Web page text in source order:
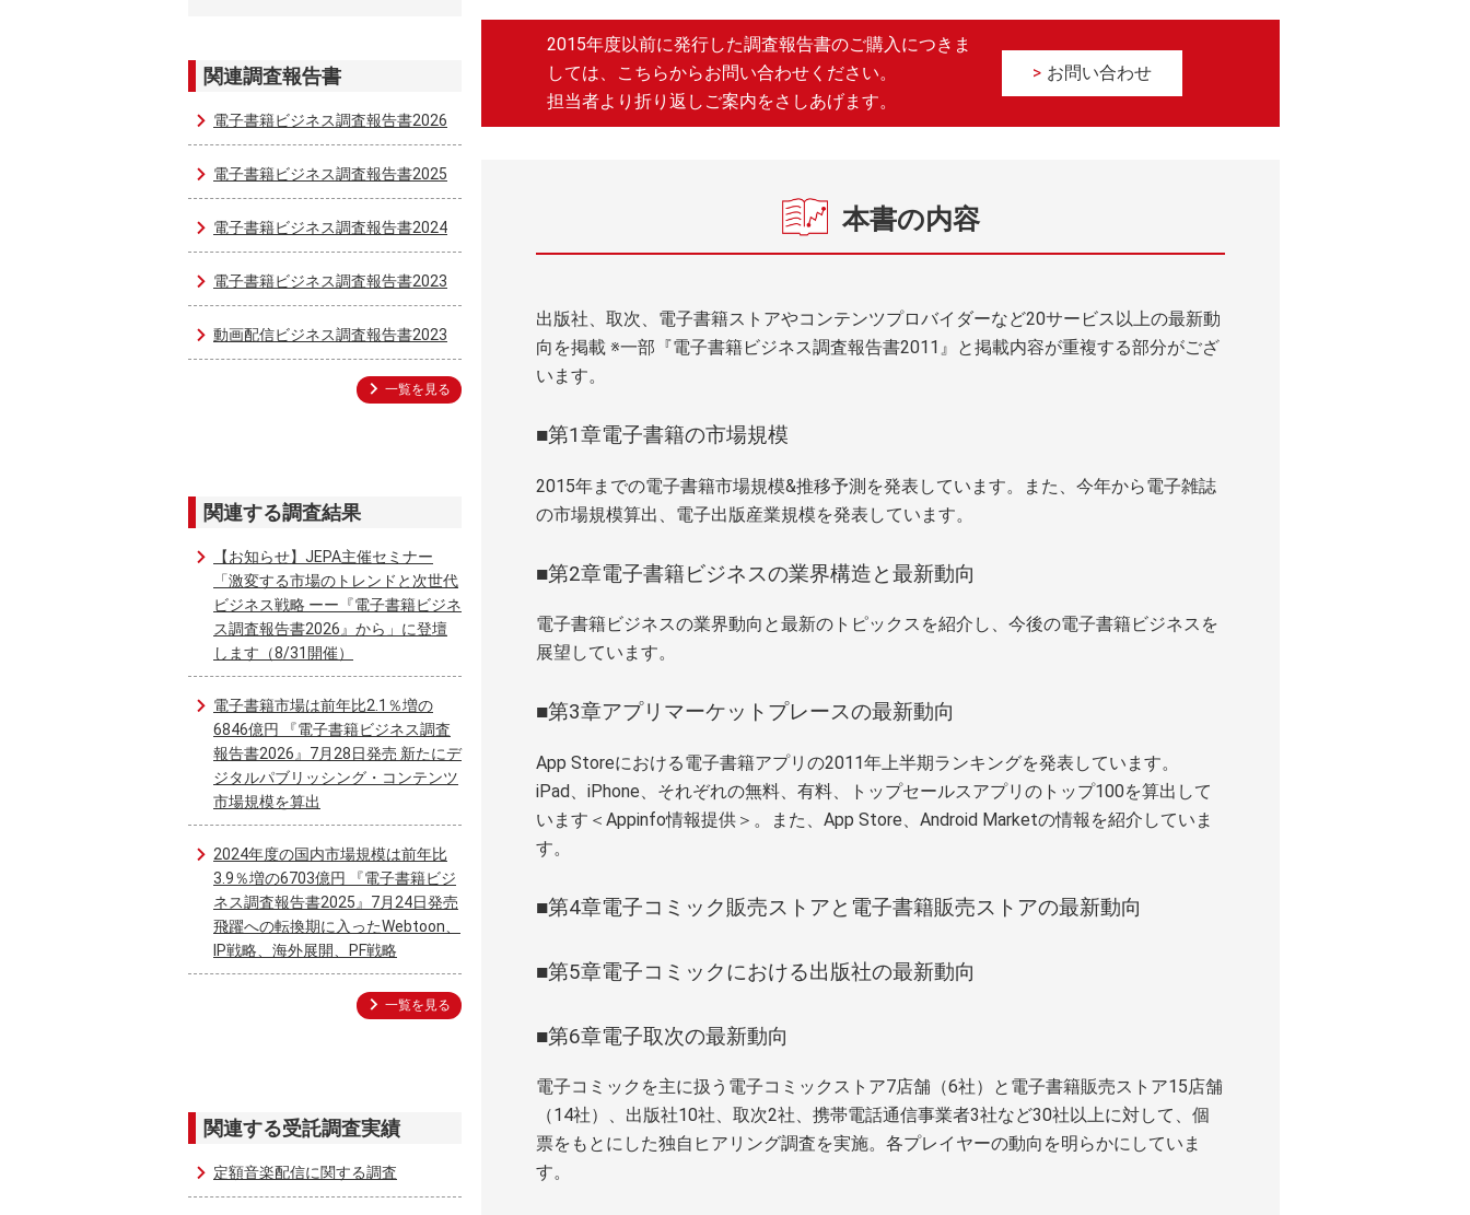
関連調査報告書
電子書籍ビジネス調査報告書2026
電子書籍ビジネス調査報告書2025
電子書籍ビジネス調査報告書2024
電子書籍ビジネス調査報告書2023
動画配信ビジネス調査報告書2023
一覧を見る
関連する調査結果
【お知らせ】JEPA主催セミナー
「激変する市場のトレンドと次世代
ビジネス戦略 ーー『電子書籍ビジネ
ス調査報告書2026』から」に登壇
します（8/31開催）
電子書籍市場は前年比2.1％増の
6846億円 『電子書籍ビジネス調査
報告書2026』7月28日発売 新たにデ
ジタルパブリッシング・コンテンツ
市場規模を算出
2024年度の国内市場規模は前年比
3.9％増の6703億円 『電子書籍ビジ
ネス調査報告書2025』7月24日発売
飛躍への転換期に入ったWebtoon、
IP戦略、海外展開、PF戦略
一覧を見る
関連する受託調査実績
定額音楽配信に関する調査
2015年度以前に発行した調査報告書のご購入につきま
しては、こちらからお問い合わせください。
担当者より折り返しご案内をさしあげます。
お問い合わせ
本書の内容
出版社、取次、電子書籍ストアやコンテンツプロバイダーなど20サービス以上の最新動
向を掲載 ※一部『電子書籍ビジネス調査報告書2011』と掲載内容が重複する部分がござ
います。
■第1章電子書籍の市場規模
2015年までの電子書籍市場規模&推移予測を発表しています。また、今年から電子雑誌
の市場規模算出、電子出版産業規模を発表しています。
■第2章電子書籍ビジネスの業界構造と最新動向
電子書籍ビジネスの業界動向と最新のトピックスを紹介し、今後の電子書籍ビジネスを
展望しています。
■第3章アプリマーケットプレースの最新動向
App Storeにおける電子書籍アプリの2011年上半期ランキングを発表しています。
iPad、iPhone、それぞれの無料、有料、トップセールスアプリのトップ100を算出して
います＜Appinfo情報提供＞。また、App Store、Android Marketの情報を紹介していま
す。
■第4章電子コミック販売ストアと電子書籍販売ストアの最新動向
■第5章電子コミックにおける出版社の最新動向
■第6章電子取次の最新動向
電子コミックを主に扱う電子コミックストア7店舗（6社）と電子書籍販売ストア15店舗
（14社）、出版社10社、取次2社、携帯電話通信事業者3社など30社以上に対して、個
票をもとにした独自ヒアリング調査を実施。各プレイヤーの動向を明らかにしていま
す。